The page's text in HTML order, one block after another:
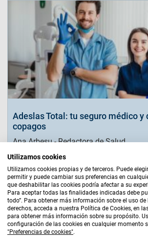
Adeslas Total: tu seguro médico y
copagos
Ana Arbesu - Redactora de Salud
Leer más
AGENTE EXCLUSIVO
Aviso Legal | Bases Legales |
Política de Privacidad | Quiénes
Utilizamos cookies
Utilizamos cookies propias y de terceros. Puede
permitir y puede cambiar sus preferencias en
que deshabilitar las cookies podría afectar a su
Para aceptar todas las finalidades indicadas debe
todo”. Para obtener más información sobre el uso de
derechos, acceda a nuestra Política de Cookies, en
para obtener más información sobre su propósito.
configuración de las cookies en cualquier momento
"Preferencias de cookies".